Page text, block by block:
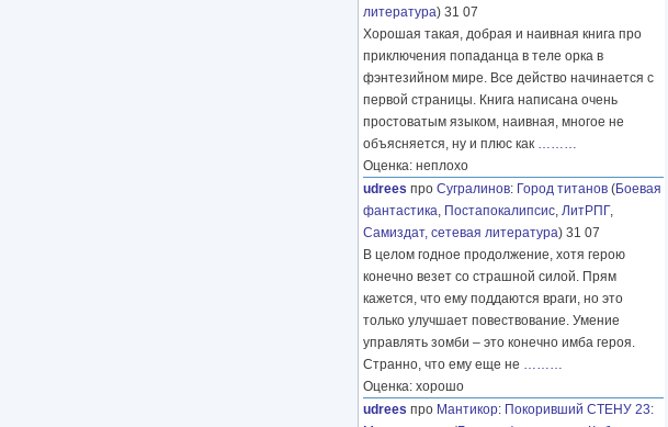
литература) 31 07
Хорошая такая, добрая и наивная книга про
приключения попаданца в теле орка в
фэнтезийном мире. Все действо начинается с
первой страницы. Книга написана очень
простоватым языком, наивная, многое не
объясняется, ну и плюс как ………
Оценка: неплохо
udrees про Сугралинов: Город титанов (Боевая
фантастика, Постапокалипсис, ЛитРПГ,
Самиздат, сетевая литература) 31 07
В целом годное продолжение, хотя герою
конечно везет со страшной силой. Прям
кажется, что ему поддаются враги, но это
только улучшает повествование. Умение
управлять зомби – это конечно имба героя.
Странно, что ему еще не ………
Оценка: хорошо
udrees про Мантикор: Покоривший СТЕНУ 23: